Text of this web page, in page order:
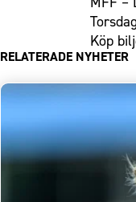
Köp
RELATERADE NYHETER